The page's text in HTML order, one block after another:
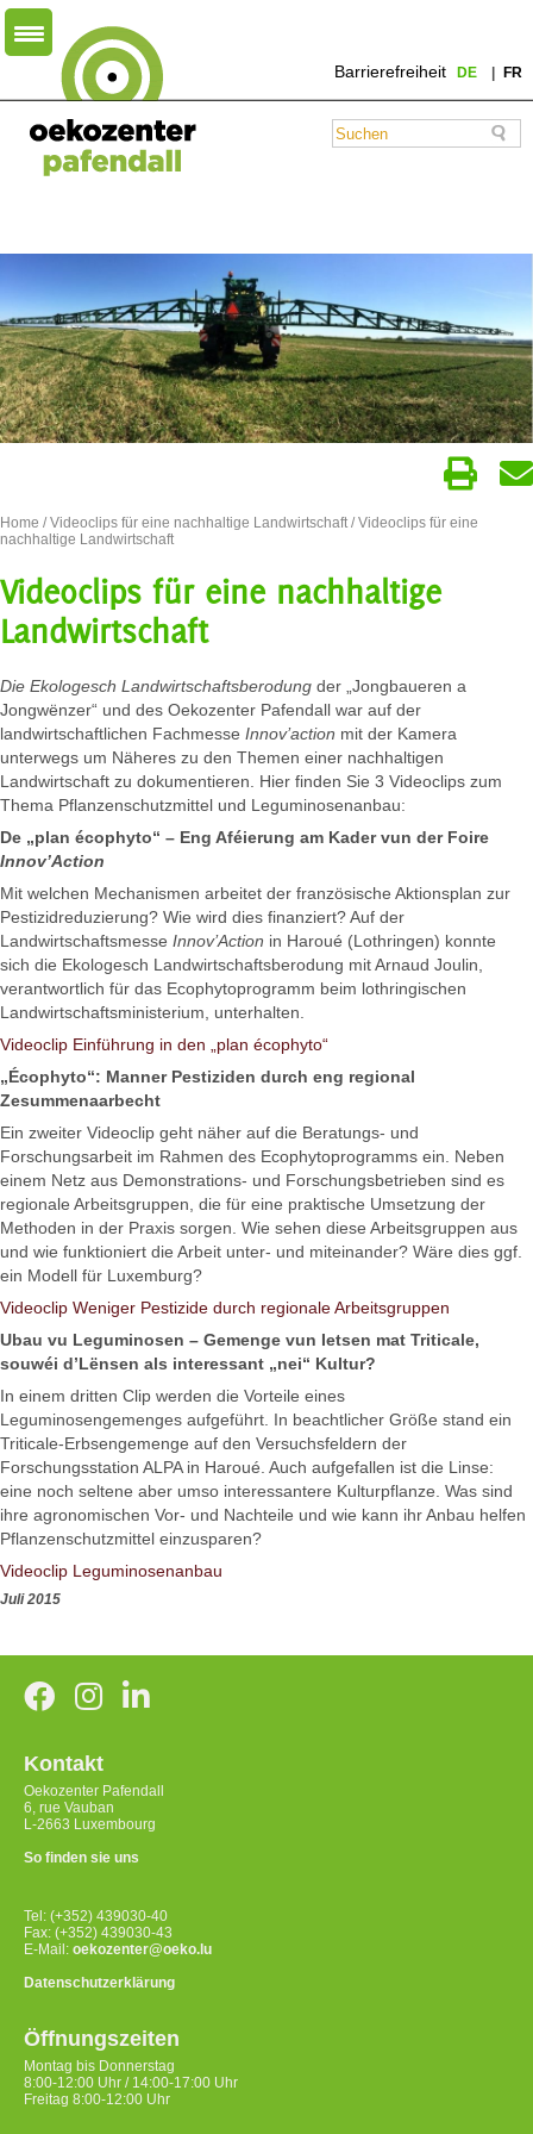
Barrierefreiheit DE FR
Home /Videoclips für eine nachhaltige Landwirtschaft/ Videoclips für eine
nachhaltige Landwirtschaft
Videoclips für eine nachhaltige
Landwirtschaft
Die Ekologesch Landwirtschaftsberodung der „Jongbaueren a
Jongwënzer“ und des Oekozenter Pafendall war auf der
landwirtschaftlichen Fachmesse Innov’action mit der Kamera
unterwegs um Näheres zu den Themen einer nachhaltigen
Landwirtschaft zu dokumentieren. Hier finden Sie 3 Videoclips zum
Thema Pflanzenschutzmittel und Leguminosenanbau:
De „plan écophyto“ – Eng Aféierung am Kader vun der Foire
Innov’Action
Mit welchen Mechanismen arbeitet der französische Aktionsplan zur
Pestizidreduzierung? Wie wird dies finanziert? Auf der
Landwirtschaftsmesse Innov’Action in Haroué (Lothringen) konnte
sich die Ekologesch Landwirtschaftsberodung mit Arnaud Joulin,
verantwortlich für das Ecophytoprogramm beim lothringischen
Landwirtschaftsministerium, unterhalten.
Videoclip Einführung in den „plan écophyto“
„Écophyto“: Manner Pestiziden durch eng regional
Zesummenaarbecht
Ein zweiter Videoclip geht näher auf die Beratungs- und
Forschungsarbeit im Rahmen des Ecophytoprogramms ein. Neben
einem Netz aus Demonstrations- und Forschungsbetrieben sind es
regionale Arbeitsgruppen, die für eine praktische Umsetzung der
Methoden in der Praxis sorgen. Wie sehen diese Arbeitsgruppen aus
und wie funktioniert die Arbeit unter- und miteinander? Wäre dies ggf.
ein Modell für Luxemburg?
Videoclip Weniger Pestizide durch regionale Arbeitsgruppen
Ubau vu Leguminosen – Gemenge vun Ietsen mat Triticale,
souwéi d’Lënsen als interessant „nei“ Kultur?
In einem dritten Clip werden die Vorteile eines
Leguminosengemenges aufgeführt. In beachtlicher Größe stand ein
Triticale-Erbsengemenge auf den Versuchsfeldern der
Forschungsstation ALPA in Haroué. Auch aufgefallen ist die Linse:
eine noch seltene aber umso interessantere Kulturpflanze. Was sind
ihre agronomischen Vor- und Nachteile und wie kann ihr Anbau helfen
Pflanzenschutzmittel einzusparen?
Videoclip Leguminosenanbau
Juli 2015
Kontakt
Oekozenter Pafendall
6, rue Vauban
L-2663 Luxembourg
So finden sie uns
Tel: (+352) 439030-40
Fax: (+352) 439030-43
E-Mail: oekozenter@oeko.lu
Datenschutzerklärung
Öffnungszeiten
Montag bis Donnerstag
8:00-12:00 Uhr / 14:00-17:00 Uhr
Freitag 8:00-12:00 Uhr